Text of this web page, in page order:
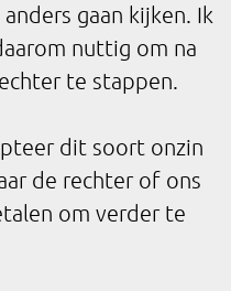
gaan kijken. Ik
nuttig om na
te stappen.
dit soort onzin
de rechter of ons
om verder te